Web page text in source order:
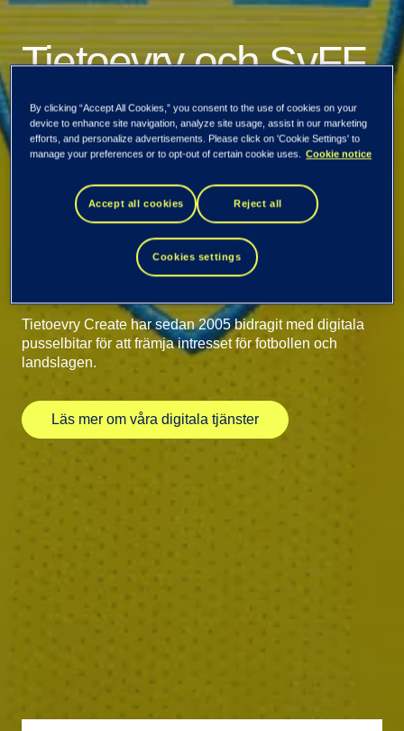
Tietoevry och SvFF
gör det möjligt att
följa de svenska
fotbollslandslagen
på plats
Tietoevry Create har sedan 2005 bidragit med digitala
pusselbitar för att främja intresset för fotbollen och
landslagen.
Läs mer om våra digitala tjänster
By clicking “Accept All Cookies,” you consent to the use of cookies on your
device to enhance site navigation, analyze site usage, assist in our marketing
efforts, and personalize advertisements. Please click on 'Cookie Settings' to
manage your preferences or to opt-out of certain cookie uses.
Cookie notice
Accept all cookies Reject all
Cookies settings